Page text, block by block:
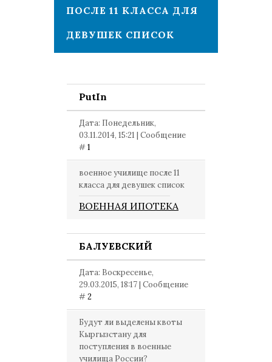
ПОСЛЕ 11 КЛАССА ДЛЯ
ДЕВУШЕК СПИСОК
PutIn
Дата: Понедельник,
03.11.2014, 15:21 | Сообщение
#1
военное училище после 11
класса для девушек список
ВОЕННАЯ ИПОТЕКА
БАЛУЕВСКИЙ
Дата: Воскресенье,
29.03.2015, 18:17 | Сообщение
#2
Будут ли выделены квоты
Кыргызстану для
поступления в военные
училища России?